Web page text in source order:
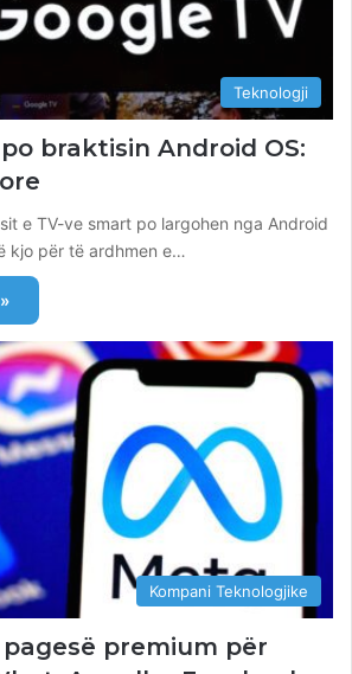
Teknologji
braktisin Android OS:
e TV-ve smart po largohen nga Android
kjo për të ardhmen e…
Kompani Teknologjike
premium për